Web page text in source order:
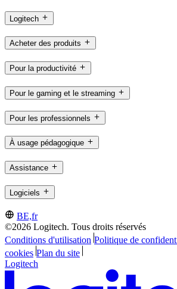
Logitech
Acheter des produits
Pour la productivité
Pour le gaming et le streaming
Pour les professionnels
À usage pédagogique
Assistance
Logiciels
BE,fr
©2026 Logitech. Tous droits réservés
Conditions d'utilisation Politique de
cookies Plan du site
Logitech